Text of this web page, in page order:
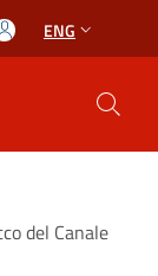
ENG
del Canale